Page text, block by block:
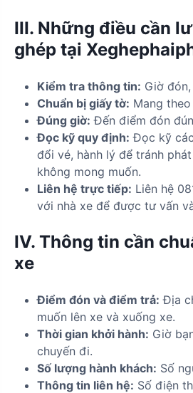
III. Những điều cần
ghép tại
Kiểm tra thông tin: Giờ
Chuẩn bị giấy tờ: Mang
Đúng giờ: Đến điểm đón
Đọc kỹ quy định: Đọc kỹ
đổi vé, hành lý để tránh
không mong muốn.
Liên hệ trực tiếp: Liên hệ
với nhà xe để được tư vấn
IV. Thông tin cần
xe
Điểm đón và điểm trả: Địa
muốn lên xe và xuống xe.
Thời gian khởi hành: Giờ
chuyến đi.
Số lượng hành khách: Số
Thông tin liên hệ: Số điện